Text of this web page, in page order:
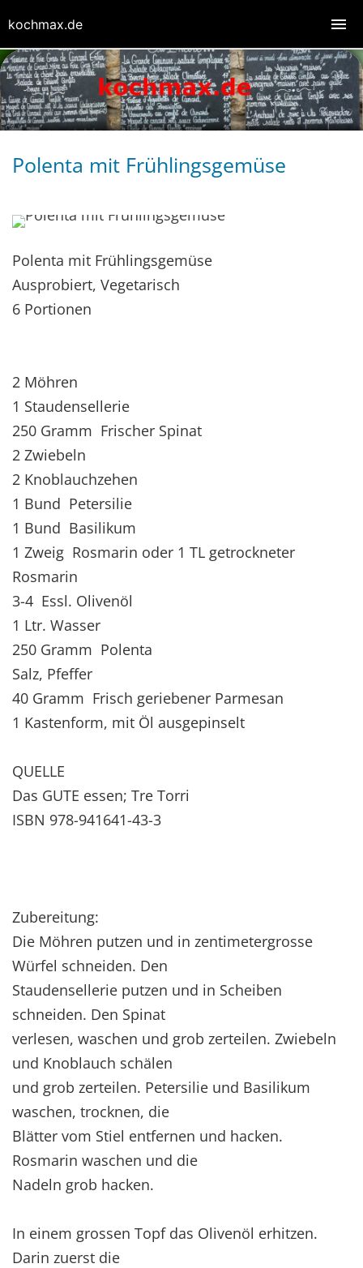
Polenta mit Frühlingsgemüse
Polenta mit Frühlingsgemüse
Ausprobiert, Vegetarisch
6 Portionen
2 Möhren
1 Staudensellerie
250 Gramm Frischer Spinat
2 Zwiebeln
2 Knoblauchzehen
1 Bund Petersilie
1 Bund Basilikum
1 Zweig Rosmarin oder 1 TL getrockneter
Rosmarin
3-4 Essl. Olivenöl
1 Ltr. Wasser
250 Gramm Polenta
Salz, Pfeffer
40 Gramm Frisch geriebener Parmesan
1 Kastenform, mit Öl ausgepinselt
QUELLE
Das GUTE essen; Tre Torri
ISBN 978-941641-43-3
Zubereitung:
Die Möhren putzen und in zentimetergrosse
Würfel schneiden. Den
Staudensellerie putzen und in Scheiben
schneiden. Den Spinat
verlesen, waschen und grob zerteilen. Zwiebeln
und Knoblauch schälen
und grob zerteilen. Petersilie und Basilikum
waschen, trocknen, die
Blätter vom Stiel entfernen und hacken.
Rosmarin waschen und die
Nadeln grob hacken.
In einem grossen Topf das Olivenöl erhitzen.
Darin zuerst die
kochmax.de